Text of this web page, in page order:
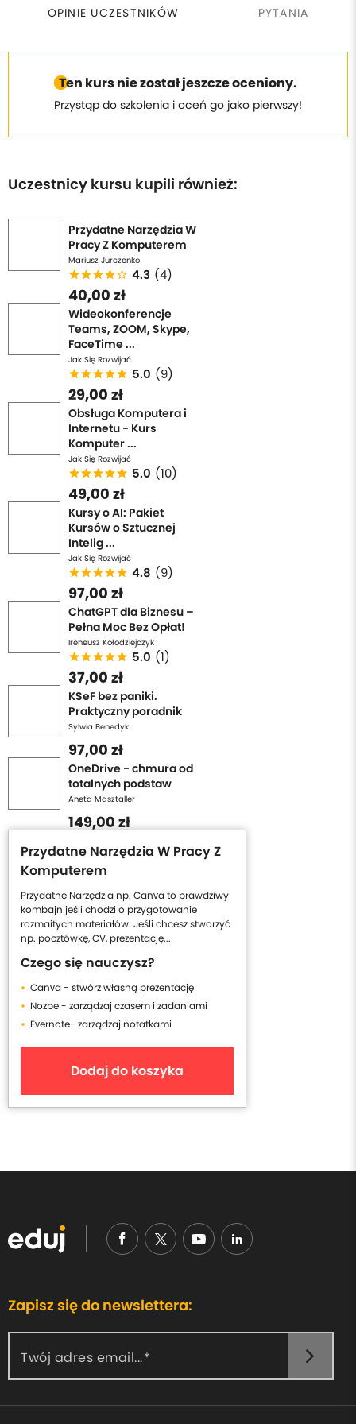
OPINIE UCZESTNIKÓW PYTANIA
Ten kurs nie został jeszcze oceniony.
Przystąp do szkolenia i oceń go jako pierwszy!
Uczestnicy kursu kupili również:
Przydatne Narzędzia W
Pracy Z Komputerem
Mariusz Jurczenko
4.3 (4)
40,00 zł
Wideokonferencje
Teams, ZOOM, Skype,
FaceTime ...
Jak Się Rozwijać
5.0 (9)
29,00 zł
Obsługa Komputera i
Internetu - Kurs
Komputer ...
Jak Się Rozwijać
5.0 (10)
49,00 zł
Kursy o AI: Pakiet
Kursów o Sztucznej
Intelig ...
Jak Się Rozwijać
4.8 (9)
97,00 zł
ChatGPT dla Biznesu –
Pełna Moc Bez Opłat!
Ireneusz Kołodziejczyk
5.0 (1)
37,00 zł
KSeF bez paniki.
Praktyczny poradnik
Sylwia Benedyk
97,00 zł
OneDrive - chmura od
totalnych podstaw
Aneta Masztaller
149,00 zł
Przydatne Narzędzia W Pracy Z
Komputerem
Przydatne Narzędzia np. Canva to prawdziwy
kombajn jeśli chodzi o przygotowanie
rozmaitych materiałów. Jeśli chcesz stworzyć
np. pocztówkę, CV, prezentację...
Czego się nauczysz?
Canva - stwórz własną prezentację
Nozbe - zarządzaj czasem i zadaniami
Evernote- zarządzaj notatkami
Dodaj do koszyka
Zapisz się do newslettera:
Twój adres email...